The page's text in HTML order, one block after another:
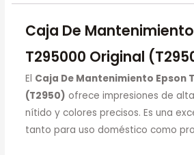
Caja De
T295000 Original
El Caja De Mantenimiento Epson
(T2950) ofrece impresiones de
nítido y colores precisos. Es una
tanto para uso doméstico como